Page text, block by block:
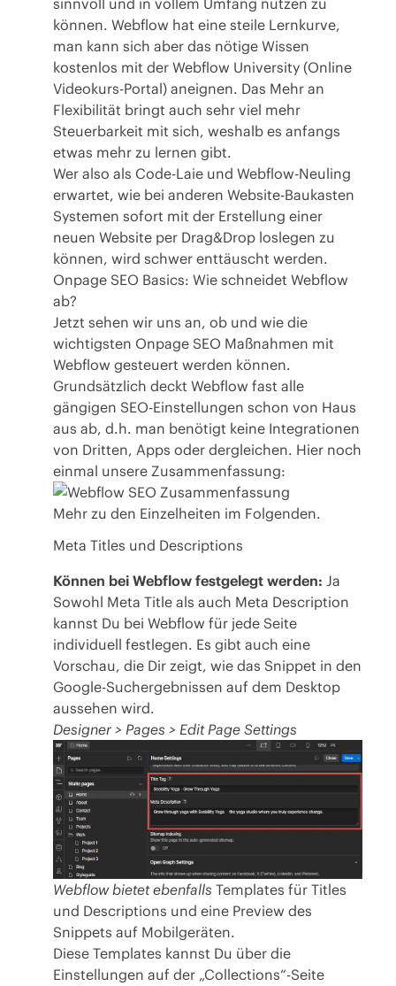
sinnvoll und in vollem Umfang nutzen zu
können. Webflow hat eine steile Lernkurve,
man kann sich aber das nötige Wissen
kostenlos mit der Webflow University (Online
Videokurs-Portal) aneignen. Das Mehr an
Flexibilität bringt auch sehr viel mehr
Steuerbarkeit mit sich, weshalb es anfangs
etwas mehr zu lernen gibt.
Wer also als Code-Laie und Webflow-Neuling
erwartet, wie bei anderen Website-Baukasten
Systemen sofort mit der Erstellung einer
neuen Website per Drag&Drop loslegen zu
können, wird schwer enttäuscht werden.
Onpage SEO Basics: Wie schneidet Webflow
ab?
Jetzt sehen wir uns an, ob und wie die
wichtigsten Onpage SEO Maßnahmen mit
Webflow gesteuert werden können.
Grundsätzlich deckt Webflow fast alle
gängigen SEO-Einstellungen schon von Haus
aus ab, d.h. man benötigt keine Integrationen
von Dritten, Apps oder dergleichen. Hier noch
einmal unsere Zusammenfassung:
Mehr zu den Einzelheiten im Folgenden.
Meta Titles und Descriptions
Können bei Webflow festgelegt werden: Ja
Sowohl Meta Title als auch Meta Description
kannst Du bei Webflow für jede Seite
individuell festlegen. Es gibt auch eine
Vorschau, die Dir zeigt, wie das Snippet in den
Google-Suchergebnissen auf dem Desktop
aussehen wird.
Designer > Pages > Edit Page Settings
Webflow bietet ebenfalls Templates für Titles
und Descriptions und eine Preview des
Snippets auf Mobilgeräten.
Diese Templates kannst Du über die
Einstellungen auf der „Collections“-Seite